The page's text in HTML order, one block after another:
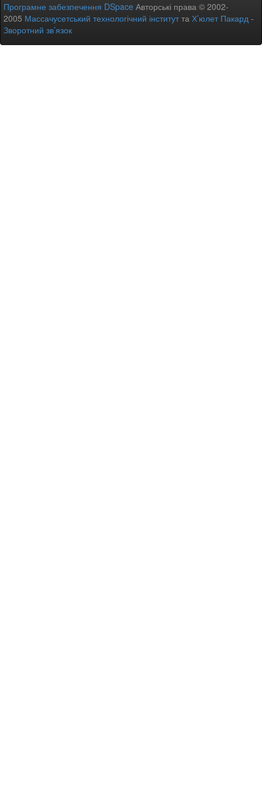
Програмне забезпечення DSpace Авторські права © 2002-
2005 Массачусетський технологічний інститутта Х’юлет Пакард -
Зворотний зв’язок